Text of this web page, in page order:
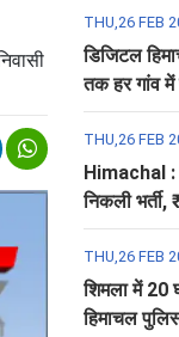
THU,26 FEB
डिजिटल
तक हर गांव में
THU,26 FEB
Himachal :
निकली
पूरी डिटेल
THU,26 FEB
शिमला में 20
हिमाचल